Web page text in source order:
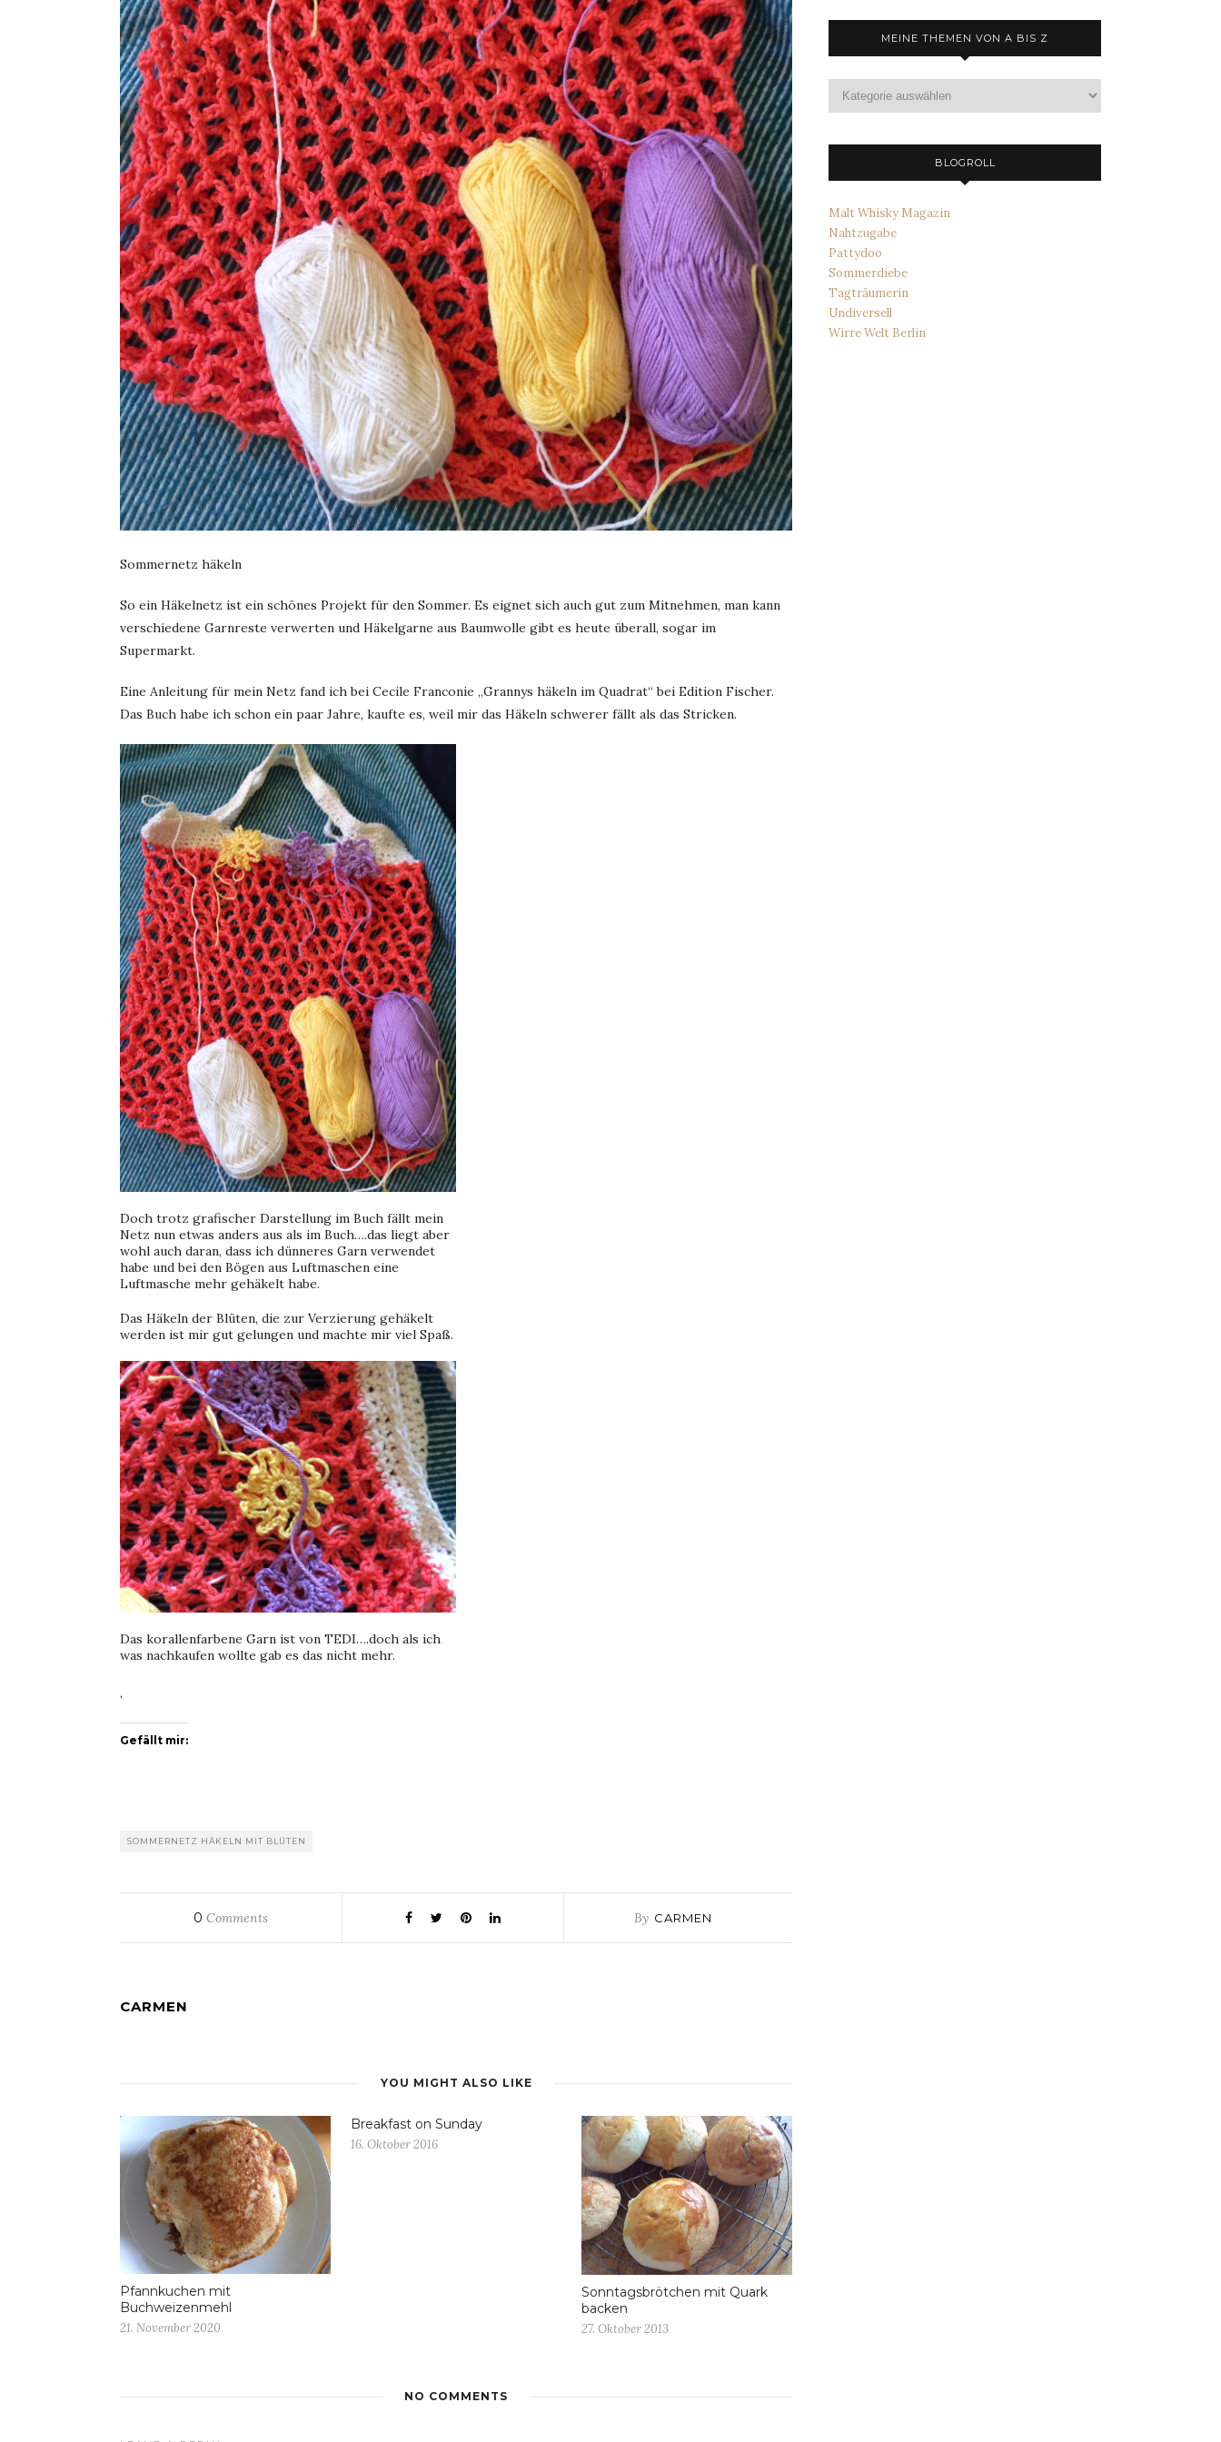
Sommernetz häkeln
So ein Häkelnetz ist ein schönes Projekt für den Sommer. Es eignet sich auch gut zum Mitnehmen, man kann
verschiedene Garnreste verwerten und Häkelgarne aus Baumwolle gibt es heute überall, sogar im
Supermarkt.
Eine Anleitung für mein Netz fand ich bei Cecile Franconie „Grannys häkeln im Quadrat“ bei Edition Fischer.
Das Buch habe ich schon ein paar Jahre, kaufte es, weil mir das Häkeln schwerer fällt als das Stricken.
Doch trotz grafischer Darstellung im Buch fällt mein
Netz nun etwas anders aus als im Buch….das liegt aber
wohl auch daran, dass ich dünneres Garn verwendet
habe und bei den Bögen aus Luftmaschen eine
Luftmasche mehr gehäkelt habe.
Das Häkeln der Blüten, die zur Verzierung gehäkelt
werden ist mir gut gelungen und machte mir viel Spaß.
Das korallenfarbene Garn ist von TEDI….doch als ich
was nachkaufen wollte gab es das nicht mehr.
,
Gefällt mir:
SOMMERNETZ HÄKELN MIT BLÜTEN
0 Comments By CARMEN
CARMEN
YOU MIGHT ALSO LIKE
Pfannkuchen mit
Buchweizenmehl
21. November 2020
Breakfast on Sunday
16. Oktober 2016
Sonntagsbrötchen mit Quark
backen
27. Oktober 2013
NO COMMENTS
MEINE THEMEN VON A BIS Z
Themen
BLOGROLL
Malt Whisky Magazin
Nahtzugabe
Pattydoo
Sommerdiebe
Tagträumerin
Undiversell
Wirre Welt Berlin